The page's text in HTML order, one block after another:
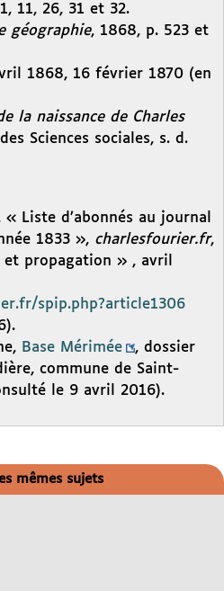
11, 26, 31 et 32.
géographie, 1868, p. 523 et
1868, 16 février 1870 (en
la naissance de Charles
Sciences sociales, s. d.
« Liste d’abonnés au journal
1833 », charlesfourier.fr,
propagation » , avril
spip.php?article1306
Base Mérimée
, dossier
commune de Saint-
le 9 avril 2016).
mêmes sujets